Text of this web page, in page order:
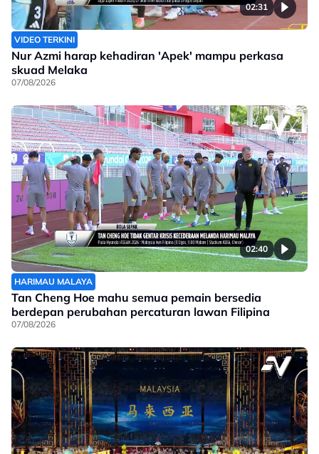
02:31
VIDEO TERKINI
Nur Azmi harap kehadiran 'Apek' mampu perkasa
skuad Melaka
07/08/2026
02:40
HARIMAU MALAYA
Tan Cheng Hoe mahu semua pemain bersedia
berdepan perubahan percaturan lawan Filipina
07/08/2026